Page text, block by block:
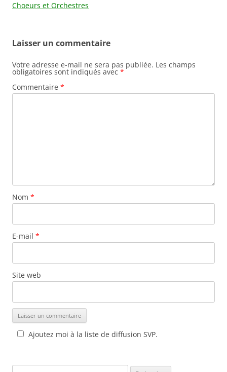
des
Choeurs et Orchestres
Laisser un commentaire
Votre adresse e-mail ne sera pas publiée. Les champs
obligatoires sont indiqués avec *
Commentaire *
Nom *
E-mail *
Site web
Ajoutez moi à la liste de diffusion SVP.